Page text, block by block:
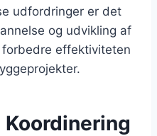
udfordringer er det
og udvikling af
effektiviteten